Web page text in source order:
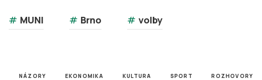
# MUNI # Brno # volby
NÁZORY EKONOMIKA KULTURA SPORT ROZHOVORY